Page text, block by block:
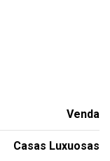
Venda
Casas Luxuosas